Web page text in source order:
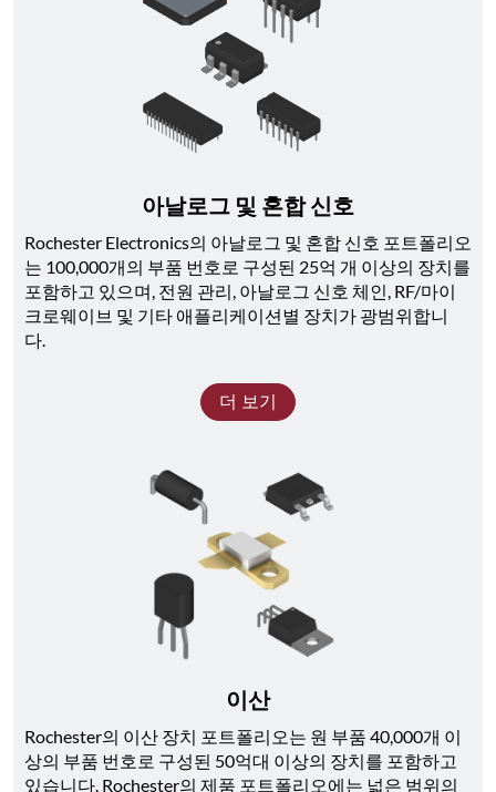
아날로그 및 혼합 신호
Rochester Electronics의 아날로그 및 혼합 신호 포트폴리오
는 100,000개의 부품 번호로 구성된 25억 개 이상의 장치를
포함하고 있으며, 전원 관리, 아날로그 신호 체인, RF/마이
크로웨이브 및 기타 애플리케이션별 장치가 광범위합니
다.
더 보기
이산
Rochester의 이산 장치 포트폴리오는 원 부품 40,000개 이
상의 부품 번호로 구성된 50억대 이상의 장치를 포함하고
있습니다. Rochester의 제품 포트폴리오에는 넓은 범위의